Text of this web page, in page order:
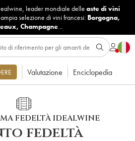
leader mondiale delle aste di vini
selezione di vini francesi: Borgogna,
, Champagne...
Valutazione Enciclopedia
FEDELTÀ IDEALWINE
fedeltà